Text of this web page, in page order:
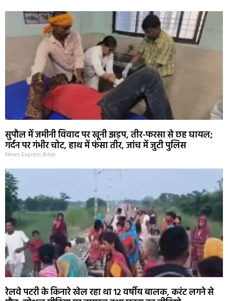
सुपौल में जमीनी विवाद पर खूनी झड़प, तीर-फरसा से छह घायल;
गर्दन पर गंभीर चोट, हाथ में फंसा तीर, जांच में जुटी पुलिस
News Express Bihar
रेलवे पटरी के किनारे खेल रहा था 12 वर्षीय बालक, करंट लगने से